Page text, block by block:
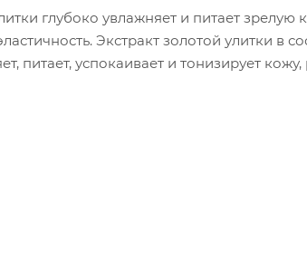
глубоко увлажняет и питает зрелую
Экстракт золотой улитки в
успокаивает и тонизирует кожу,